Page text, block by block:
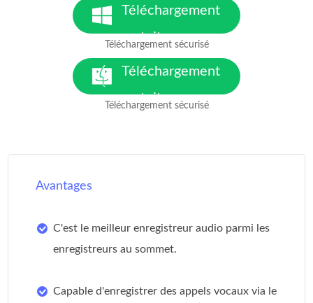
Téléchargement
gratuit
Pour Windows 7 ou version
Téléchargement sécurisé
Téléchargement
gratuit
Pour macOS 10.7 ou version
Téléchargement sécurisé
Avantages
C'est le meilleur enregistreur audio parmi les
enregistreurs au sommet.
Capable d'enregistrer des appels vocaux via le